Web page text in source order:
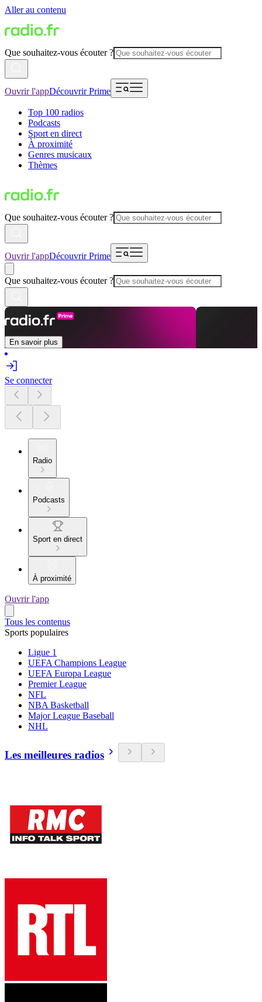
Aller au contenu
Que souhaitez-vous écouter ?
Ouvrir l'appDécouvrir Prime
Top 100 radios
Podcasts
Sport en direct
À proximité
Genres musicaux
Thèmes
Que souhaitez-vous écouter ?
Ouvrir l'appDécouvrir Prime
Que souhaitez-vous écouter ?
En savoir plus
Se connecter
Radio
Podcasts
Sport en direct
À proximité
Ouvrir l'app
Tous les contenus
Sports populaires
Ligue 1
UEFA Champions League
UEFA Europa League
Premier League
NFL
NBA Basketball
Major League Baseball
NHL
Les meilleures radios